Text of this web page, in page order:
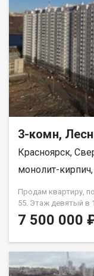
3-комн,
Красноярск,
монолит-
Продам квартиру,
55. Этаж девятый в
доме. Общая
жилая--26,2 кв.м.
доступность до
мест отдыха,
7 500 000